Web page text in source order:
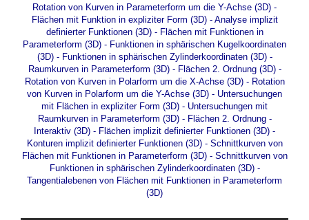
Rotation von Kurven in Parameterform um die Y-Achse (3D) -
Flächen mit Funktion in expliziter Form (3D)- Analyse implizit
definierter Funktionen (3D)- Flächen mit Funktionen in
Parameterform (3D) - Funktionen in sphärischen Kugelkoordinaten
(3D)- Funktionen in sphärischen Zylinderkoordinaten (3D)-
Raumkurven in Parameterform (3D)- Flächen 2. Ordnung (3D)-
Rotation von Kurven in Polarform um die X-Achse (3D)- Rotation
von Kurven in Polarform um die Y-Achse (3D) - Untersuchungen
mit Flächen in expliziter Form (3D) - Untersuchungen mit
Raumkurven in Parameterform (3D)- Flächen 2. Ordnung -
Interaktiv (3D) - Flächen implizit definierter Funktionen (3D) -
Konturen implizit definierter Funktionen (3D)- Schnittkurven von
Flächen mit Funktionen in Parameterform (3D)- Schnittkurven von
Funktionen in sphärischen Zylinderkoordinaten (3D)-
Tangentialebenen von Flächen mit Funktionen in Parameterform
(3D)